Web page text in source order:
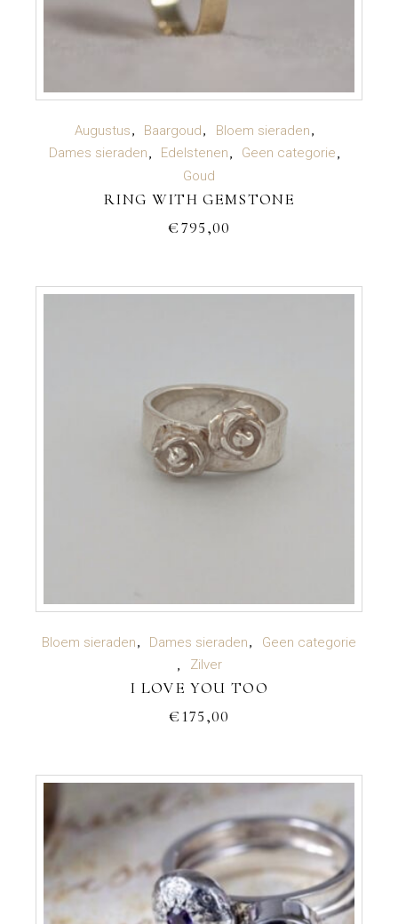
TOEVOEGEN AAN WINKELWAGEN
Augustus Baargoud
Bloem sieraden
Dames sieraden
Edelstenen
Geen categorie
Goud
RING WITH GEMSTONE
€795,00
TOEVOEGEN AAN WINKELWAGEN
Bloem sieraden Dames sieraden
Geen categorie
Zilver
I LOVE YOU TOO
€ 175,00